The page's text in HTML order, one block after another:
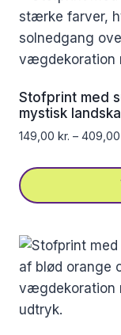
varianter.
Mulighederne
kan
vælges
på
Stofprint med
mystisk
149,00 kr. – 409,00
vare
varianter.
Mulighederne